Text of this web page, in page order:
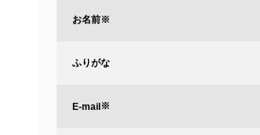
お名前※
ふりがな
E-mail※